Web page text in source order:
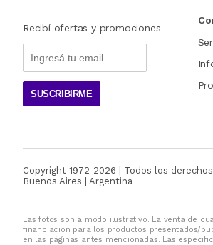
Recibí ofertas y promociones
SUSCRIBIRME
Copyright 1972-2026 | Todos los
Buenos Aires | Argentina
Las fotos son a modo ilustrativo. La venta de
financiación para los productos presentados/
en las páginas antes mencionadas. Las